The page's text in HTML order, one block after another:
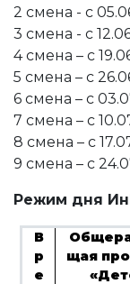
2 смена - с
3 смена - с
4 смена – с
5 смена – с
6 смена – с
7 смена – с
8 смена – с
9 смена – с
Режим дня
В
р
е
щая